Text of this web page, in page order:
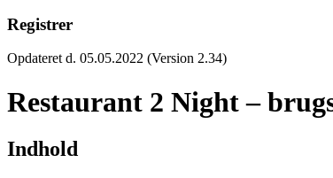
Registrer
Opdateret d. 05.05.2022 (Version 2.34)
Restaurant 2 Night –
Indhold